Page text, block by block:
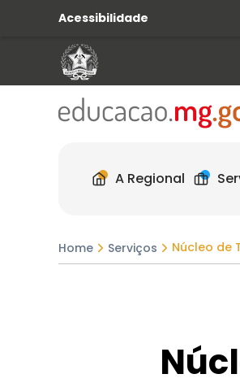
Acessibilidade
A Regional
Home Serviços Núcleo de